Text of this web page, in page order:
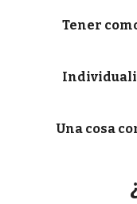
Tener
Una cosa